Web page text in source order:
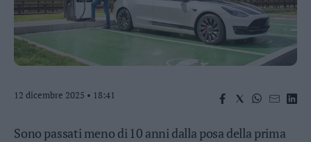
Trento
Rovereto
Pergine
Riva
Arco
Sarca
12 dicembre 2025 • 18:41
Sono passati meno di 10 anni dalla posa della prima